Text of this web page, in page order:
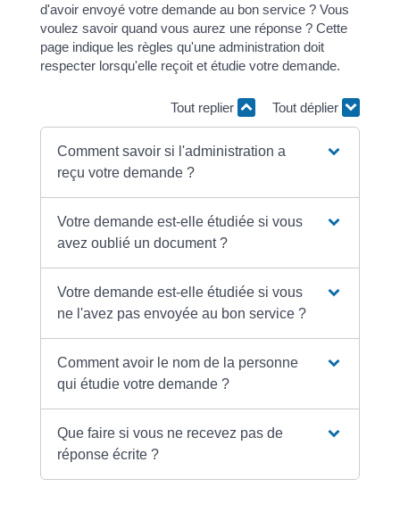
d'avoir envoyé votre demande au bon service ? Vous
voulez savoir quand vous aurez une réponse ? Cette
page indique les règles qu'une administration doit
respecter lorsqu'elle reçoit et étudie votre demande.
Tout replier Tout déplier
Comment savoir si l'administration a
reçu votre demande ?
Votre demande est-elle étudiée si vous
avez oublié un document ?
Votre demande est-elle étudiée si vous
ne l'avez pas envoyée au bon service ?
Comment avoir le nom de la personne
qui étudie votre demande ?
Que faire si vous ne recevez pas de
réponse écrite ?